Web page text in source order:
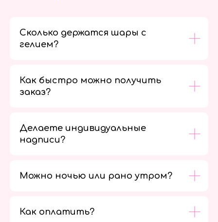
Сколько держатся шары с
гелием?
Как быстро можно получить
заказ?
Делаете индивидуальные
надписи?
Можно ночью или рано утром?
Как оплатить?